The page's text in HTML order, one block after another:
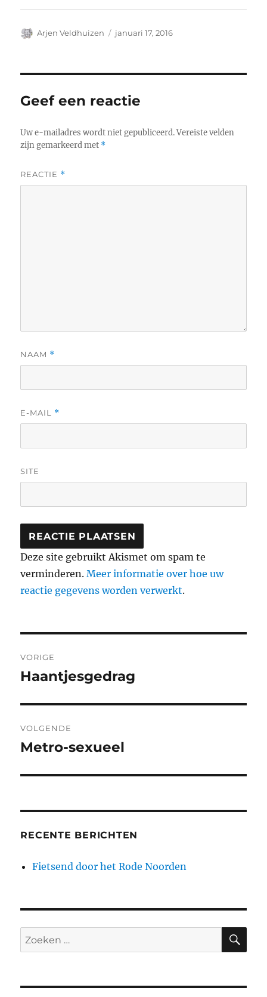
Auteur
Arjen Veldhuizen
Geplaatst
januari 17, 2016
Geef een reactie
Uw e-mailadres wordt niet gepubliceerd. Vereiste velden
zijn gemarkeerd met *
REACTIE *
NAAM *
E-MAIL *
SITE
Deze site gebruikt Akismet om spam te
verminderen.Meer informatie over hoe uw
reactie gegevens worden verwerkt.
VORIGE
Vorig
Haantjesgedrag
VOLGENDE
Volgend
Metro-sexueel
RECENTE BERICHTEN
Fietsend door het Rode Noorden
Zoeken
naar: